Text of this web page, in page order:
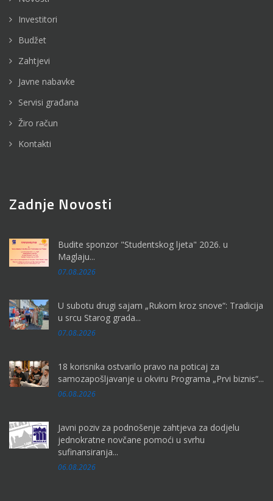
Investitori
Budžet
Zahtjevi
Javne nabavke
Servisi građana
Žiro račun
Kontakti
Zadnje Novosti
Budite sponzor "Studentskog ljeta" 2026. u
Maglaju...
07.08.2026
U subotu drugi sajam „Rukom kroz snove“: Tradicija
u srcu Starog grada...
07.08.2026
18 korisnika ostvarilo pravo na poticaj za
samozapošljavanje u okviru Programa „Prvi biznis“...
06.08.2026
Javni poziv za podnošenje zahtjeva za dodjelu
jednokratne novčane pomoći u svrhu
sufinansiranja...
06.08.2026